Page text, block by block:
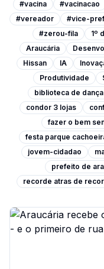
#vacina #vacinacao
#vereador
#vice-
#zerou-fila
1º
Araucária
Hissan
IA
Produtividade
biblioteca de dança
condor 3 lojas
fazer o bem
festa parque
jovem-cidadao
prefeito de
recorde atras de